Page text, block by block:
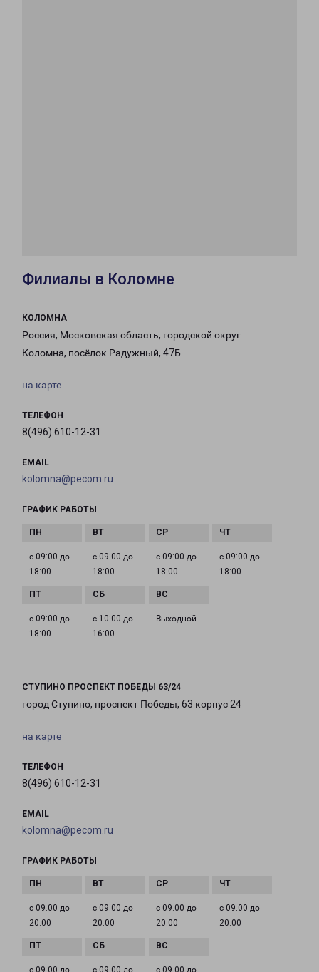
Филиалы в Коломне
КОЛОМНА
Россия, Московская область, городской округ
Коломна, посёлок Радужный, 47Б
на карте
ТЕЛЕФОН
8(496) 610-12-31
EMAIL
kolomna@pecom.ru
ГРАФИК РАБОТЫ
с 09:00 до
18:00
с 09:00 до
18:00
с 09:00 до
18:00
с 09:00 до
18:00
с 09:00 до
18:00
с 10:00 до
16:00
Выходной
СТУПИНО ПРОСПЕКТ ПОБЕДЫ 63/24
город Ступино, проспект Победы, 63 корпус 24
на карте
ТЕЛЕФОН
8(496) 610-12-31
EMAIL
kolomna@pecom.ru
ГРАФИК РАБОТЫ
с 09:00 до
20:00
с 09:00 до
20:00
с 09:00 до
20:00
с 09:00 до
20:00